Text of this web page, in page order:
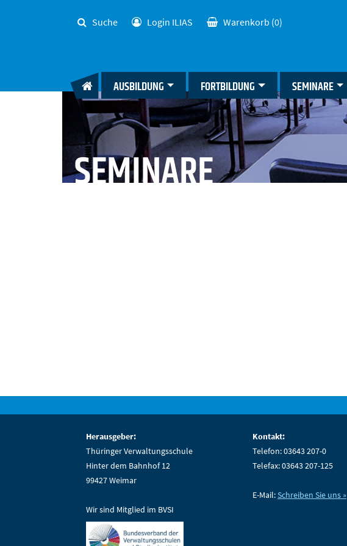
Suche Login ILIAS Warenkorb (0)
AUSBILDUNG FORTBILDUNG SEMINARE
SEMINARE
Herausgeber:
Thüringer Verwaltungsschule
Hinter dem Bahnhof 12
99427 Weimar
Wir sind Mitglied im BVSI
Kontakt:
Telefon: 03643 207-0
Telefax: 03643 207-125
E-Mail:Schreiben Sie uns »